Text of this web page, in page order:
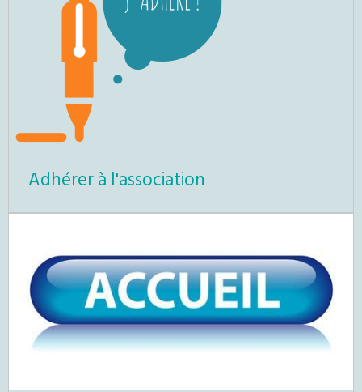
Adhérer à l'association